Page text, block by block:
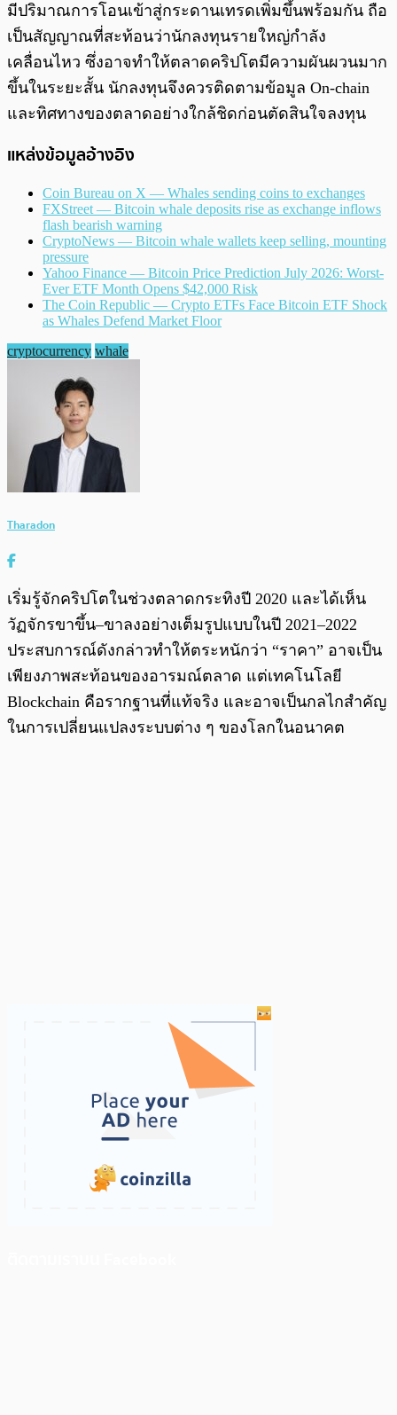
มีปริมาณการโอนเข้าสู่กระดานเทรดเพิ่มขึ้นพร้อมกัน ถือ
เป็นสัญญาณที่สะท้อนว่านักลงทุนรายใหญ่กำลัง
เคลื่อนไหว ซึ่งอาจทำให้ตลาดคริปโตมีความผันผวนมาก
ขึ้นในระยะสั้น นักลงทุนจึงควรติดตามข้อมูล On-chain
และทิศทางของตลาดอย่างใกล้ชิดก่อนตัดสินใจลงทุน
แหล่งข้อมูลอ้างอิง
Coin Bureau on X — Whales sending coins to exchanges
FXStreet — Bitcoin whale deposits rise as exchange inflows
flash bearish warning
CryptoNews — Bitcoin whale wallets keep selling, mounting
pressure
Yahoo Finance — Bitcoin Price Prediction July 2026: Worst-
Ever ETF Month Opens $42,000 Risk
The Coin Republic — Crypto ETFs Face Bitcoin ETF Shock
as Whales Defend Market Floor
cryptocurrency whale
Tharadon
เริ่มรู้จักคริปโตในช่วงตลาดกระทิงปี 2020 และได้เห็น
วัฏจักรขาขึ้น–ขาลงอย่างเต็มรูปแบบในปี 2021–2022
ประสบการณ์ดังกล่าวทำให้ตระหนักว่า “ราคา” อาจเป็น
เพียงภาพสะท้อนของอารมณ์ตลาด แต่เทคโนโลยี
Blockchain คือรากฐานที่แท้จริง และอาจเป็นกลไกสำคัญ
ในการเปลี่ยนแปลงระบบต่าง ๆ ของโลกในอนาคต